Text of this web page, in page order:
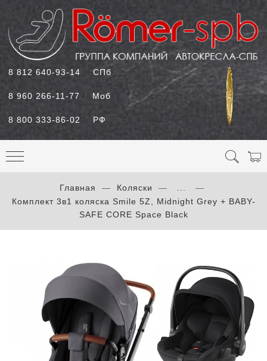
8 812 640-93-14 СПб
8 960 266-11-77 Моб
8 800 333-86-02 РФ
Главная Коляски
Комплект 3в1 коляска Smile 5Z, Midnight Grey + BABY-
SAFE CORE Space Black